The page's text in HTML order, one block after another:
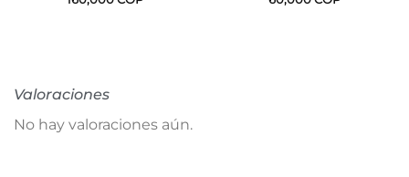
Valoraciones
No hay valoraciones aún.